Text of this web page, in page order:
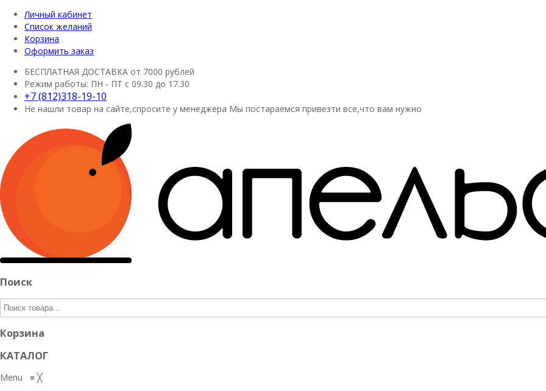
Личный кабинет
Список желаний
Корзина
Оформить заказ
БЕСПЛАТНАЯ ДОСТАВКА от 7000 рублей
Режим работы: ПН - ПТ с 09.30 до 17.30
+7 (812)318-19-10
Не нашли товар на сайте,спросите у менеджера Мы постараемся привезти все,что вам нужно
Поиск
Корзина
КАТАЛОГ
Menu ≡ ╳